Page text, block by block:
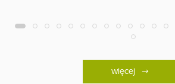
więcej